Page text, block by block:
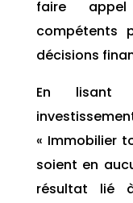
faire
compétents
décisions
En lisant
« Immobilier
soient en
résultat lié